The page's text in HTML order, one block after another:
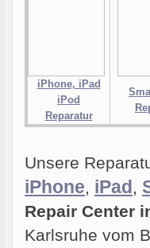
iPhone, iPad
iPod
Reparatur
Unsere
iPhone, iPad,
Repair Center
Karlsruhe vom